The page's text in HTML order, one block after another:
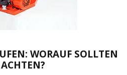
WORAUF SOLLTEN